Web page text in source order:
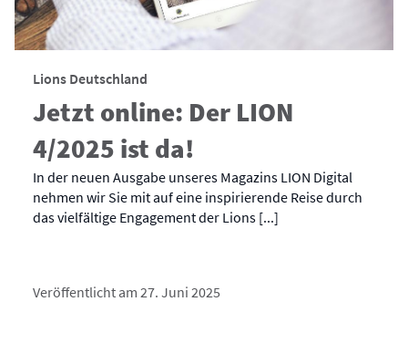
Lions Deutschland
Jetzt online: Der LION
4/2025 ist da!
In der neuen Ausgabe unseres Magazins LION Digital
nehmen wir Sie mit auf eine inspirierende Reise durch
das vielfältige Engagement der Lions [...]
Veröffentlicht am 27. Juni 2025